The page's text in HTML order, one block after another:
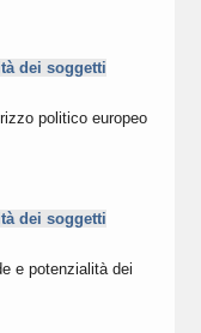
dei soggetti
politico europeo
dei soggetti
e potenzialità dei